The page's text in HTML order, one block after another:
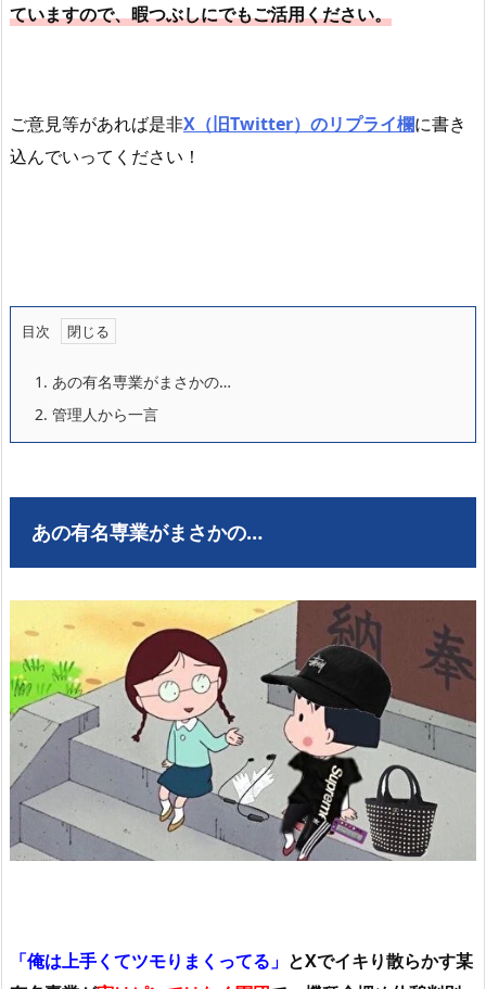
ていますので、暇つぶしにでもご活用ください。
ご意見等があれば是非X（旧Twitter）のリプライ欄に書き
込んでいってください！
目次
1. あの有名専業がまさかの…
2. 管理人から一言
あの有名専業がまさかの…
「俺は上手くてツモりまくってる」 とXでイキり散らかす某